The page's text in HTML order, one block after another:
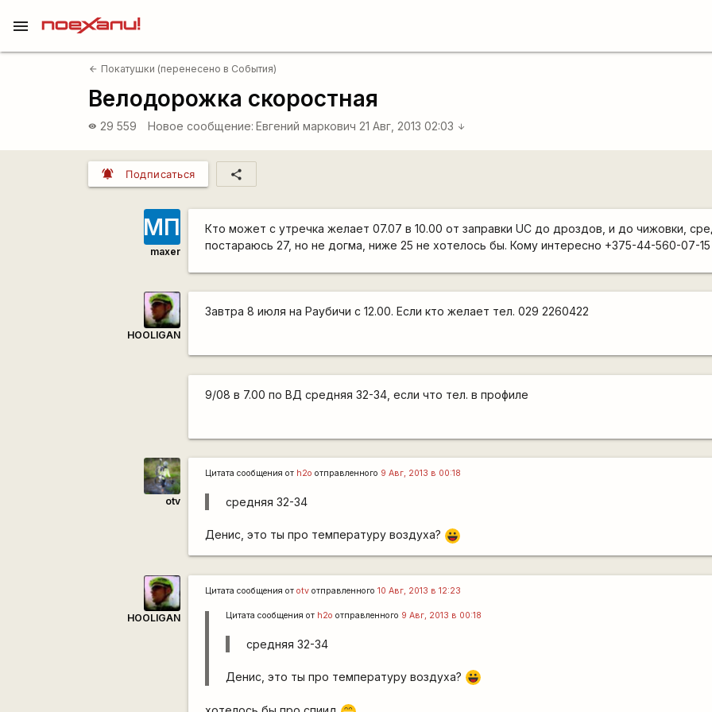
menu
arrow_back Покатушки (перенесено в События)
Велодорожка скоростная
visibility 29 559 Новое сообщение: Евгений маркович 21 Авг, 2013 02:03 arrow_downward
notifications_active Подписаться share
МП
maxer
Кто может с утречка желает 07.07 в 10.00 от заправки UC до дроздов, и до чижовки,
постараюсь 27, но не догма, ниже 25 не хотелось бы. Кому интересно +375-44-560-07-
HOOLIGAN
Завтра 8 июля на Раубичи с 12.00. Если кто желает тел. 029 2260422
9/08 в 7.00 по ВД средняя 32-34, если что тел. в профиле
otv
Цитата сообщения от h2o отправленного 9 Авг, 2013 в 00:18
средняя 32-34
Денис, это ты про температуру воздуха? |-))
HOOLIGAN
Цитата сообщения отotv отправленного10 Авг, 2013 в 12:23
Цитата сообщения от h2o отправленного 9 Авг, 2013 в 00:18
средняя 32-34
Денис, это ты про температуру воздуха? |-))